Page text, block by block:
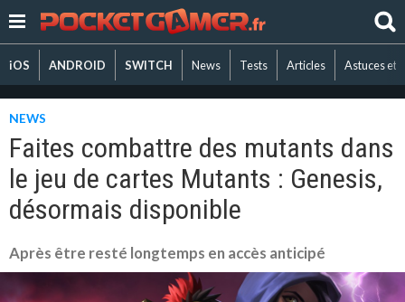
iOS ANDROID SWITCH News Tests Articles Astuces et
NEWS
Faites combattre des mutants dans
le jeu de cartes Mutants : Genesis,
désormais disponible
Après être resté longtemps en accès anticipé